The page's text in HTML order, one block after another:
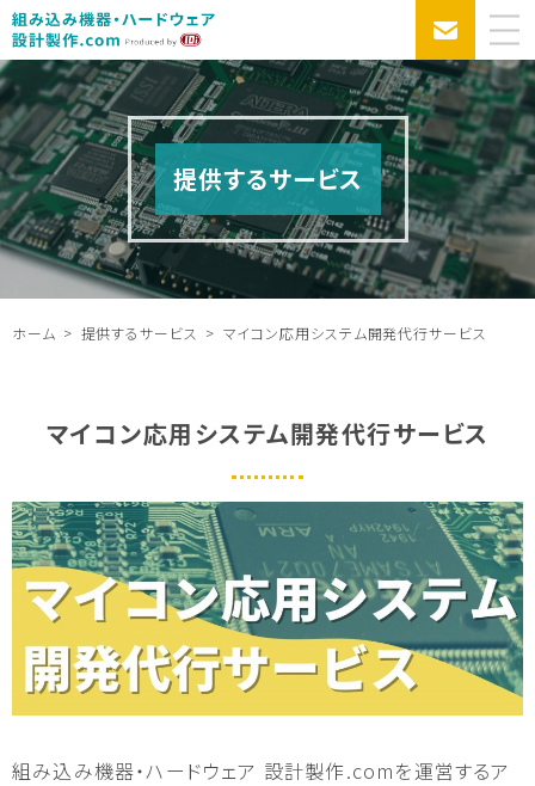
提供するサービス
ホーム 提供するサービス マイコン応用システム開発代行サービス
マイコン応用システム開発代行サービス
組み込み機器・ハードウェア 設計製作.comを運営するア